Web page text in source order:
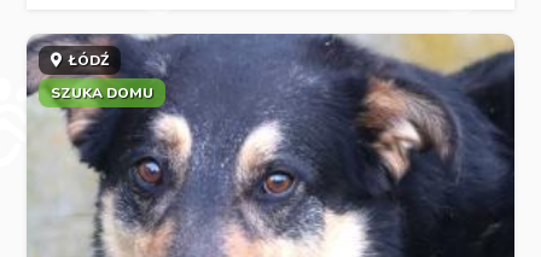
ŁÓDŹ
SZUKA DOMU